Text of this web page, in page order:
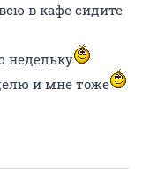
в кафе сидите
недельку
и мне тоже